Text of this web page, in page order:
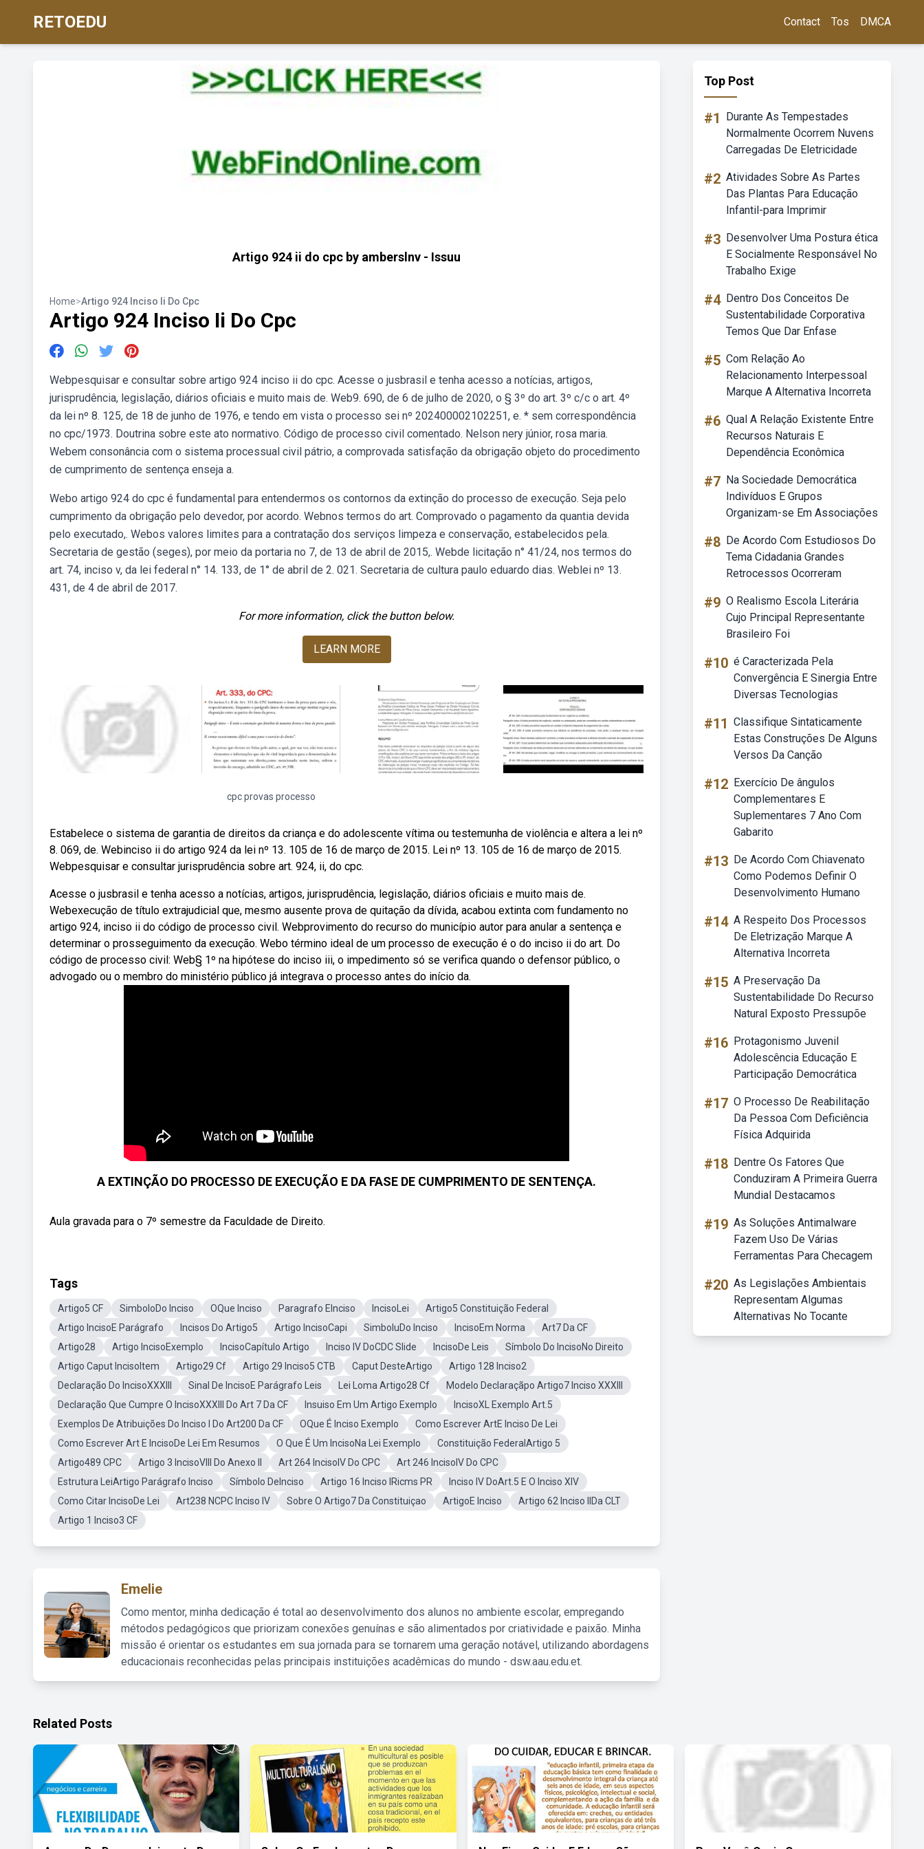
RETOEDU Contact Tos DMCA
Artigo 924 ii do cpc by amberslnv - Issuu
Home>Artigo 924 Inciso Ii Do Cpc
Artigo 924 Inciso Ii Do Cpc
Webpesquisar e consultar sobre artigo 924 inciso ii do cpc. Acesse o jusbrasil e tenha acesso a notícias, artigos,
jurisprudência, legislação, diários oficiais e muito mais de. Web9. 690, de 6 de julho de 2020, o § 3º do art. 3º c/c o art. 4º
da lei nº 8. 125, de 18 de junho de 1976, e tendo em vista o processo sei nº 202400002102251, e. * sem correspondência
no cpc/1973. Doutrina sobre este ato normativo. Código de processo civil comentado. Nelson nery júnior, rosa maria.
Webem consonância com o sistema processual civil pátrio, a comprovada satisfação da obrigação objeto do procedimento
de cumprimento de sentença enseja a.
Webo artigo 924 do cpc é fundamental para entendermos os contornos da extinção do processo de execução. Seja pelo
cumprimento da obrigação pelo devedor, por acordo. Webnos termos do art. Comprovado o pagamento da quantia devida
pelo executado,. Webos valores limites para a contratação dos serviços limpeza e conservação, estabelecidos pela.
Secretaria de gestão (seges), por meio da portaria no 7, de 13 de abril de 2015,. Webde licitação n° 41/24, nos termos do
art. 74, inciso v, da lei federal n° 14. 133, de 1° de abril de 2. 021. Secretaria de cultura paulo eduardo dias. Weblei nº 13.
431, de 4 de abril de 2017.
For more information, click the button below.
LEARN MORE
cpc provas processo
Estabelece o sistema de garantia de direitos da criança e do adolescente vítima ou testemunha de violência e altera a lei nº
8. 069, de. Webinciso ii do artigo 924 da lei nº 13. 105 de 16 de março de 2015. Lei nº 13. 105 de 16 de março de 2015.
Webpesquisar e consultar jurisprudência sobre art. 924, ii, do cpc.
Acesse o jusbrasil e tenha acesso a notícias, artigos, jurisprudência, legislação, diários oficiais e muito mais de.
Webexecução de título extrajudicial que, mesmo ausente prova de quitação da dívida, acabou extinta com fundamento no
artigo 924, inciso ii do código de processo civil. Webprovimento do recurso do município autor para anular a sentença e
determinar o prosseguimento da execução. Webo término ideal de um processo de execução é o do inciso ii do art. Do
código de processo civil: Web§ 1º na hipótese do inciso iii, o impedimento só se verifica quando o defensor público, o
advogado ou o membro do ministério público já integrava o processo antes do início da.
A EXTINÇÃO DO PROCESSO DE EXECUÇÃO E DA FASE DE CUMPRIMENTO DE SENTENÇA.
Aula gravada para o 7º semestre da Faculdade de Direito.
Tags
Artigo5 CF SimboloDo Inciso OQue Inciso Paragrafo EInciso IncisoLei
Artigo5 Constituição Federal
Artigo IncisoE Parágrafo
Incisos Do Artigo5 Artigo IncisoCapi SimboluDo Inciso IncisoEm Norma
Art7 Da CF
Artigo28
Artigo IncisoExemplo IncisoCapítulo Artigo Inciso IV DoCDC Slide IncisoDe Leis
Símbolo Do IncisoNo Direito
Artigo Caput IncisoItem
Artigo29 Cf Artigo 29 Inciso5 CTB Caput DesteArtigo
Artigo 128 Inciso2
Declaração Do IncisoXXXIII
Sinal De IncisoE Parágrafo Leis Lei Loma Artigo28 Cf
Modelo Declaraçãpo Artigo7 Inciso XXXIII
Declaração Que Cumpre O IncisoXXXIII Do Art 7 Da CF
Insuiso Em Um Artigo Exemplo
IncisoXL Exemplo Art.5
Exemplos De Atribuições Do Inciso I Do Art200 Da CF
OQue É Inciso Exemplo
Como Escrever ArtE Inciso De Lei
Como Escrever Art E IncisoDe Lei Em Resumos
O Que É Um IncisoNa Lei Exemplo
Constituição FederalArtigo 5
Artigo489 CPC
Artigo 3 IncisoVIII Do Anexo II Art 264 IncisoIV Do CPC
Art 246 IncisoIV Do CPC
Estrutura LeiArtigo Parágrafo Inciso
Símbolo DeInciso Artigo 16 Inciso IRicms PR
Inciso IV DoArt.5 E O Inciso XIV
Como Citar IncisoDe Lei
Art238 NCPC Inciso IV Sobre O Artigo7 Da Constituiçao ArtigoE Inciso
Artigo 62 Inciso IIDa CLT
Artigo 1 Inciso3 CF
Emelie
Como mentor, minha dedicação é total ao desenvolvimento dos alunos no ambiente escolar, empregando
métodos pedagógicos que priorizam conexões genuínas e são alimentados por criatividade e paixão. Minha
missão é orientar os estudantes em sua jornada para se tornarem uma geração notável, utilizando abordagens
educacionais reconhecidas pelas principais instituições acadêmicas do mundo - dsw.aau.edu.et.
Top Post
#1
Durante As Tempestades
Normalmente Ocorrem Nuvens
Carregadas De Eletricidade
#2 Atividades Sobre As Partes
Das Plantas Para Educação
Infantil-para Imprimir
#3 Desenvolver Uma Postura ética
E Socialmente Responsável No
Trabalho Exige
#4 Dentro Dos Conceitos De
Sustentabilidade Corporativa
Temos Que Dar Enfase
#5 Com Relação Ao
Relacionamento Interpessoal
Marque A Alternativa Incorreta
#6 Qual A Relação Existente Entre
Recursos Naturais E
Dependência Econômica
#7 Na Sociedade Democrática
Indivíduos E Grupos
Organizam-se Em Associações
#8 De Acordo Com Estudiosos Do
Tema Cidadania Grandes
Retrocessos Ocorreram
#9 O Realismo Escola Literária
Cujo Principal Representante
Brasileiro Foi
#10 é Caracterizada Pela
Convergência E Sinergia Entre
Diversas Tecnologias
#11 Classifique Sintaticamente
Estas Construções De Alguns
Versos Da Canção
#12 Exercício De ângulos
Complementares E
Suplementares 7 Ano Com
Gabarito
#13 De Acordo Com Chiavenato
Como Podemos Definir O
Desenvolvimento Humano
#14 A Respeito Dos Processos
De Eletrização Marque A
Alternativa Incorreta
#15 A Preservação Da
Sustentabilidade Do Recurso
Natural Exposto Pressupõe
#16 Protagonismo Juvenil
Adolescência Educação E
Participação Democrática
#17 O Processo De Reabilitação
Da Pessoa Com Deficiência
Física Adquirida
#18 Dentre Os Fatores Que
Conduziram A Primeira Guerra
Mundial Destacamos
#19 As Soluções Antimalware
Fazem Uso De Várias
Ferramentas Para Checagem
#20 As Legislações Ambientais
Representam Algumas
Alternativas No Tocante
Related Posts